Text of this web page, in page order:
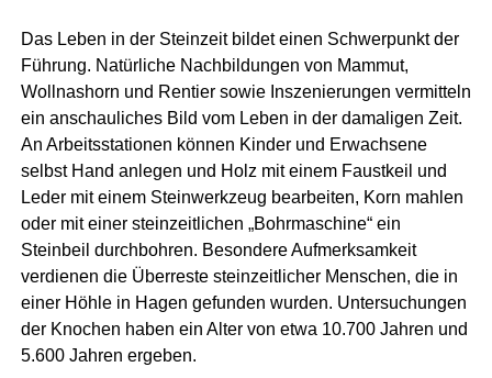
Das Leben in der Steinzeit bildet einen Schwerpunkt der
Führung. Natürliche Nachbildungen von Mammut,
Wollnashorn und Rentier sowie Inszenierungen vermitteln
ein anschauliches Bild vom Leben in der damaligen Zeit.
An Arbeitsstationen können Kinder und Erwachsene
selbst Hand anlegen und Holz mit einem Faustkeil und
Leder mit einem Steinwerkzeug bearbeiten, Korn mahlen
oder mit einer steinzeitlichen „Bohrmaschine“ ein
Steinbeil durchbohren. Besondere Aufmerksamkeit
verdienen die Überreste steinzeitlicher Menschen, die in
einer Höhle in Hagen gefunden wurden. Untersuchungen
der Knochen haben ein Alter von etwa 10.700 Jahren und
5.600 Jahren ergeben.